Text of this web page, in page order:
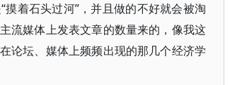
着石头过河”，并且做的不好就会被淘
流媒体上发表文章的数量来的，像我这
论坛、媒体上频频出现的那几个经济学